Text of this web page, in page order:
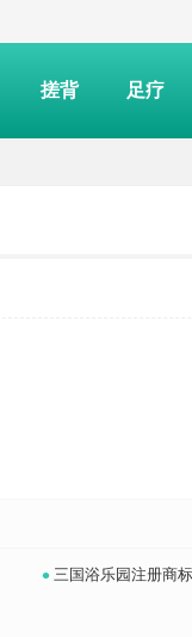
搓背 足疗
• 三国浴乐园注册商标